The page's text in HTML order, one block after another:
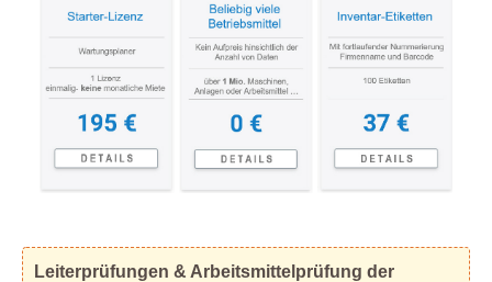
Leiterprüfungen & Arbeitsmittelprüfung der